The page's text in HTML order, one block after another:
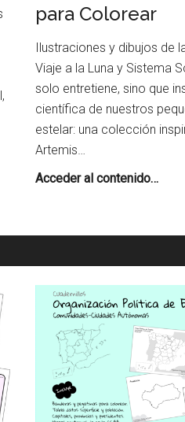
para Colorear
Ilustraciones y dibujos de
Viaje a la Luna y Sistema
solo entretiene, sino que
científica de nuestros
estelar: una colección
Artemis…
Acceder al contenido…
Viaje
Luna